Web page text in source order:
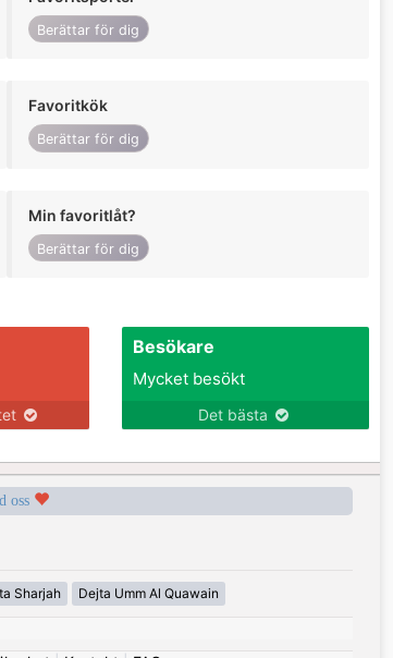
Berättar för dig
Favoritkök
Berättar för dig
Min favoritlåt?
Berättar för dig
Besökare
Mycket besökt
Det bästa
oss
Sharjah Dejta Umm Al Quawain